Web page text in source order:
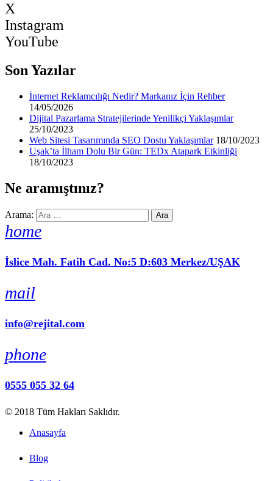
X
Instagram
YouTube
Son Yazılar
İnternet Reklamcılığı Nedir? Markanız İçin Rehber
14/05/2026
Dijital Pazarlama Stratejilerinde Yenilikçi Yaklaşımlar
25/10/2023
Web Sitesi Tasarımında SEO Dostu Yaklaşımlar 18/10/2023
Uşak’ta İlham Dolu Bir Gün: TEDx Atapark Etkinliği
18/10/2023
Ne aramıştınız?
Arama:
home
İslice Mah. Fatih Cad. No:5 D:603 Merkez/UŞAK
mail
info@rejital.com
phone
0555 055 32 64
© 2018 Tüm Hakları Saklıdır.
Anasayfa
Blog